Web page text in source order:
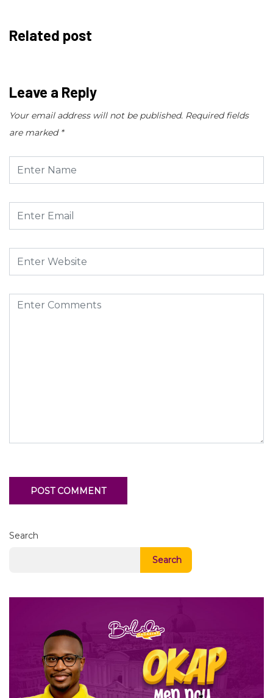
Related post
Leave a Reply
Your email address will not be published. Required fields
are marked *
Search
Search